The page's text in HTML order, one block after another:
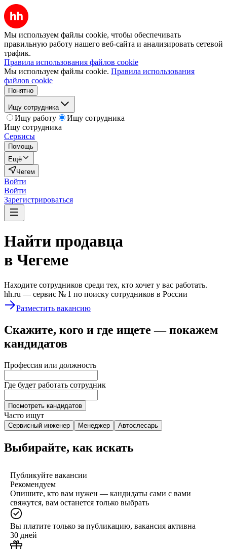
Мы используем файлы cookie, чтобы обеспечивать
правильную работу нашего веб-сайта и анализировать сетевой
трафик.
Правила использования файлов cookie
Мы используем файлы cookie. Правила использования
файлов cookie
Понятно
Ищу сотрудника
Ищу работу
Ищу сотрудника
Ищу сотрудника
Сервисы
Помощь
Ещё
Чегем
Войти
Войти
Зарегистрироваться
Найти продавца
в Чегеме
Находите сотрудников среди тех, кто хочет у вас работать.
hh.ru — сервис № 1 по поиску сотрудников в России
Разместить вакансию
Скажите, кого и где ищете — покажем
кандидатов
Профессия или должность
Где будет работать сотрудник
Посмотреть кандидатов
Часто ищут
Сервисный инженер Менеджер Автослесарь
Выбирайте, как искать
Публикуйте вакансии
Рекомендуем
Опишите, кто вам нужен — кандидаты сами с вами
свяжутся, вам останется только выбрать
Вы платите только за публикацию, вакансия активна
30 дней